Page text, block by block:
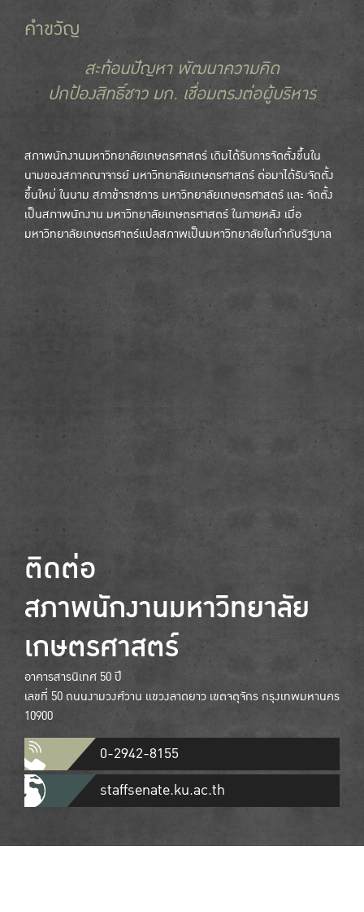
คำขวัญ
สะท้อนปัญหา พัฒนาความคิด
ปกป้องสิทธิ์ชาว มก. เชื่อมตรงต่อผู้บริหาร
สภาพนักงานมหาวิทยาลัยเกษตรศาสตร์ เดิมได้รับการจัดตั้งขึ้นใน
นามของสภาคณาจารย์ มหาวิทยาลัยเกษตรศาสตร์ ต่อมาได้รับจัดตั้ง
ขึ้นใหม่ ในนาม สภาข้าราชการ มหาวิทยาลัยเกษตรศาสตร์ และ จัดตั้ง
เป็นสภาพนักงาน มหาวิทยาลัยเกษตรศาสตร์ ในภายหลัง เมื่อ
มหาวิทยาลัยเกษตรศาตร์แปลสภาพเป็นมหาวิทยาลัยในกำกับรัฐบาล
ติดต่อ
สภาพนักงานมหาวิทยาลัย
เกษตรศาสตร์
อาคารสารนิเทศ 50 ปี
เลขที่ 50 ถนนงามวงศ์วาน แขวงลาดยาว เขตจตุจักร กรุงเทพมหานคร
10900
0-2942-8155
staffsenate.ku.ac.th